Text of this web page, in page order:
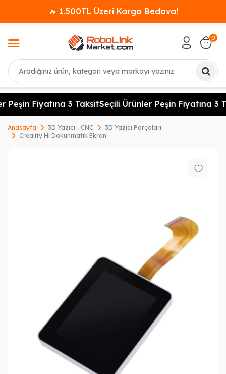
🔥 1.500TL Üzeri Kargo Bedava!
Ara
0
Peşin Fiyatına 3 TaksitSeçili Ürünler Peşin Fiyatına 3
Anasayfa 3D Yazıcı - CNC
3D Yazıcı Parçaları
Creality Hi Dokunmatik Ekran